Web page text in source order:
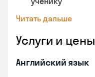
Читать дальше
Услуги и цены
Английский язык